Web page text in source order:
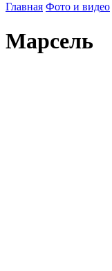
Главная Фото и видео
Марсель